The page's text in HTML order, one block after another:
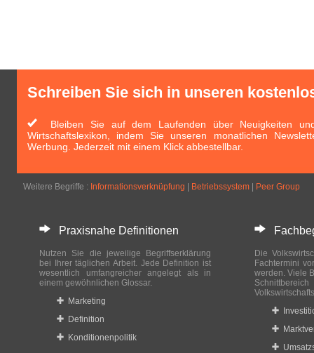
Schreiben Sie sich in unseren
Bleiben Sie auf dem Laufenden über Neuigkeiten
Wirtschaftslexikon, indem Sie unseren monatlichen
Werbung. Jederzeit mit einem Klick abbestellbar.
Weitere Begriffe : Informationsverknüpfung Betriebssystem Peer Group
Praxisnahe Definitionen
Nutzen Sie die jeweilige Begriffserklärung
bei Ihrer täglichen Arbeit. Jede Definition ist
wesentlich umfangreicher angelegt als in
einem gewöhnlichen Glossar.
Marketing
Definition
Konditionenpolitik
Die
Fachtermini
werden. Viele